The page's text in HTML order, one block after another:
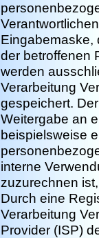
Eingabemaske,
der betroffenen
werden
Verarbeitung
gespeichert.
Weitergabe an
beispielsweise
interne
zuzurechnen
Durch eine
Verarbeitung
Provider (ISP)